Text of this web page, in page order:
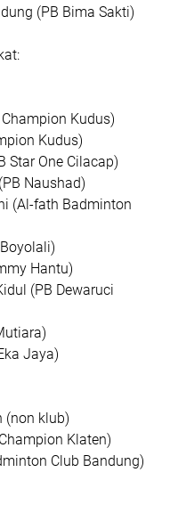
(PB Bima Sakti)
Kudus)
Kudus)
Star One Cilacap)
Naushad)
(Al-fath Badminton
Hantu)
(PB Dewaruci
Jaya)
(non klub)
Klaten)
Club Bandung)